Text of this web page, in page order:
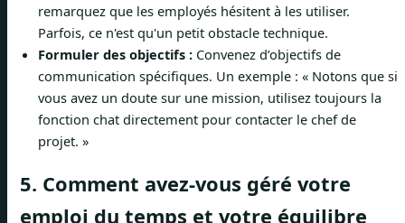
remarquez que les employés hésitent à les utiliser.
Parfois, ce n'est qu'un petit obstacle technique.
Formuler des objectifs : Convenez d’objectifs de
communication spécifiques. Un exemple : « Notons que si
vous avez un doute sur une mission, utilisez toujours la
fonction chat directement pour contacter le chef de
projet. »
5. Comment avez-vous géré votre
emploi du temps et votre équilibre